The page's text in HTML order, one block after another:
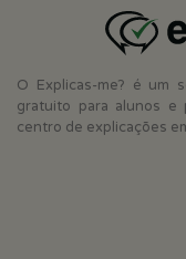
O Explicas-me? é um
gratuito para alunos e
centro de explicações